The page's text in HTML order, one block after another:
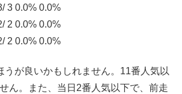
3 0.0% 0.0%
2 0.0% 0.0%
2 0.0% 0.0%
うが良いかもしれません。11番人気以
ん。また、当日2番人気以下で、前走